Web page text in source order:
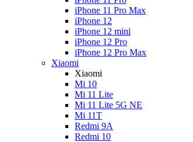
iPhone 11 Pro Max
iPhone 12
iPhone 12 mini
iPhone 12 Pro
iPhone 12 Pro Max
Xiaomi
Xiaomi
Mi 10
Mi 11 Lite
Mi 11 Lite 5G NE
Mi 11T
Redmi 9A
Redmi 10